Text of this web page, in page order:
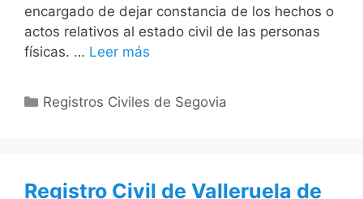
encargado de dejar constancia de los hechos o
actos relativos al estado civil de las personas
físicas. … Leer más
Categorías
Registros Civiles de Segovia
Registro Civil de Valleruela de